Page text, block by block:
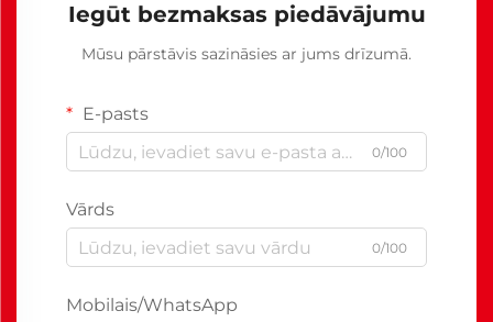
Iegūt bezmaksas piedāvājumu
Mūsu pārstāvis sazināsies ar jums drīzumā.
E-pasts
0/100
Vārds
0/100
Mobilais/WhatsApp